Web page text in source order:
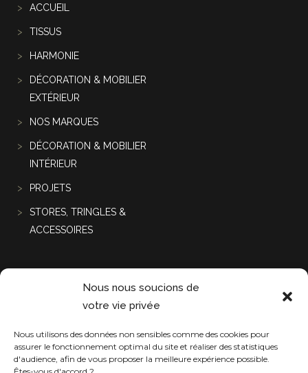
Nous nous soucions de
votre vie privée
Nous utilisons des données non sensibles comme des cookies pour
assurer le fonctionnement optimal du site et réaliser des statistiques
d'audience, afin de vous proposer la meilleure expérience possible.
ACCUEIL
TISSUS
HARMONIE
DÉCORATION & MOBILIER
EXTÉRIEUR
NOS MARQUES
DÉCORATION & MOBILIER
INTÉRIEUR
PROJETS
STORES, TRINGLES &
ACCESSOIRES
Projets récentes